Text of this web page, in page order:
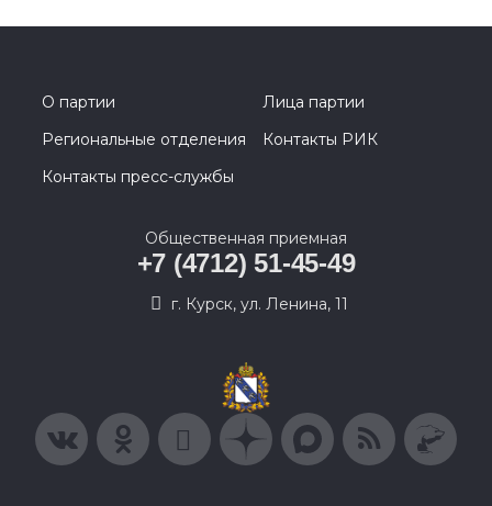
О партии
Лица партии
Региональные отделения
Контакты РИК
Контакты пресс-службы
Общественная приемная
+7 (4712) 51-45-49
г. Курск, ул. Ленина, 11